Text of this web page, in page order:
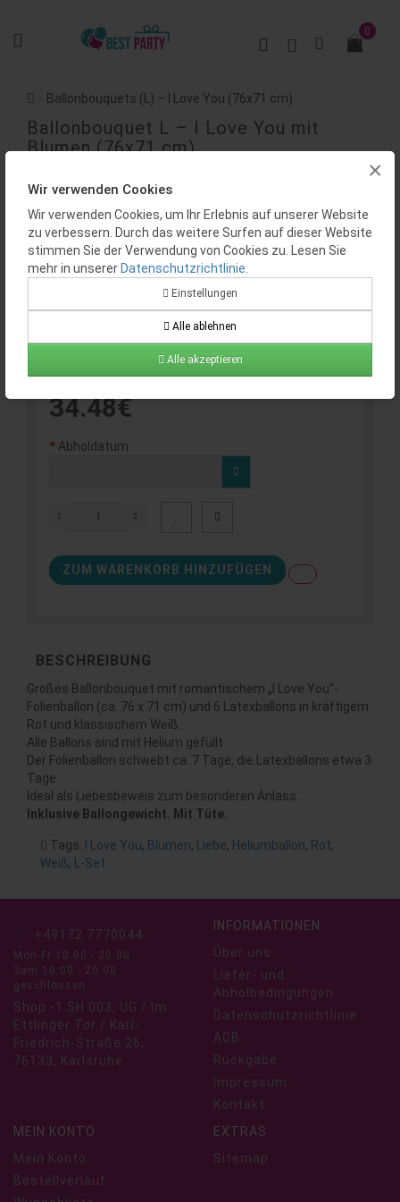
×
Wir verwenden Cookies
Wir verwenden Cookies, um Ihr Erlebnis auf unserer Website
zu verbessern. Durch das weitere Surfen auf dieser Website
stimmen Sie der Verwendung von Cookies zu. Lesen Sie
mehr in unserer Datenschutzrichtlinie
Einstellungen
Alle ablehnen
Alle akzeptieren
0
Ballonbouquets (L) – I Love You (76x71 cm)
Ballonbouquet L – I Love You mit
Blumen (76x71 cm)
BEWERTUNGEN (0)
Verfügbarkeit:Auf Lager
BP0449
34.48€
Abholdatum
ZUM WARENKORB HINZUFÜGEN
BESCHREIBUNG
Großes Ballonbouquet mit romantischem „I Love You“-
Folienballon (ca. 76 x 71 cm) und 6 Latexballons in kräftigem
Rot und klassischem Weiß.
Alle Ballons sind mit Helium gefüllt.
Der Folienballon schwebt ca. 7 Tage, die Latexballons etwa 3
Tage.
Ideal als Liebesbeweis zum besonderen Anlass.
Inklusive Ballongewicht. Mit Tüte.
Tags: I Love You, Blumen, Liebe, Heliumballon, Rot,
Weiß, L-Set
+49172 7770044
Mon-Fr 10:00 - 20:00
Sam 10:00 - 20:00
geschlossen
Shop -1.SH.003, UG / Im
Ettlinger Tor / Karl-
Friedrich-Straße 26,
76133, Karlsruhe
INFORMATIONEN
Über uns
Liefer- und
Abholbedingungen
Datenschutzrichtlinie
AGB
Rückgabe
Impressum
Kontakt
MEIN KONTO
Mein Konto
Bestellverlauf
EXTRAS
Sitemap